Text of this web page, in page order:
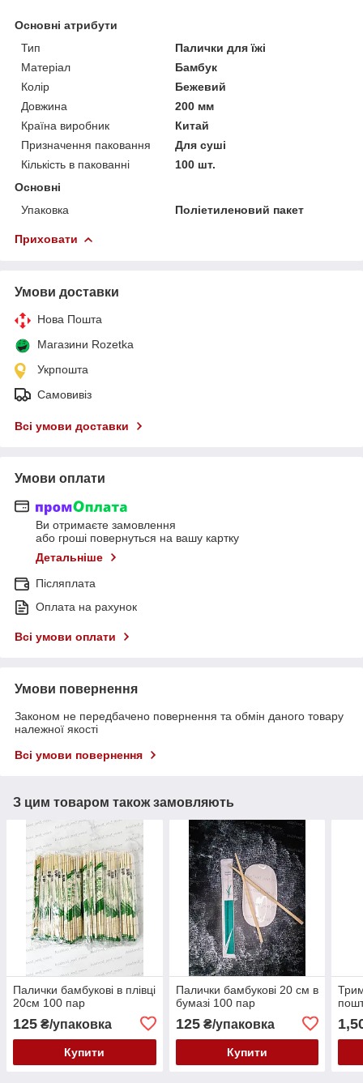
Основні атрибути
Тип
Палички для їжі
Матеріал
Бамбук
Колір
Бежевий
Довжина
200 мм
Країна виробник
Китай
Призначення паковання
Для суші
Кількість в пакованні
100 шт.
Основні
Упаковка
Поліетиленовий пакет
Приховати
Умови доставки
Нова Пошта
Магазини Rozetka
Укрпошта
Самовивіз
Всі умови доставки
Умови оплати
Ви отримаєте замовлення
або гроші повернуться на вашу картку
Детальніше
Післяплата
Оплата на рахунок
Всі умови оплати
Умови повернення
Законом не передбачено повернення та обмін даного товару
належної якості
Всі умови повернення
З цим товаром також замовляють
Палички бамбукові в плівці
20см 100 пар
125 ₴/упаковка
Купити
Палички бамбукові 20 см в
бумазі 100 пар
125₴/упаковка
Купити